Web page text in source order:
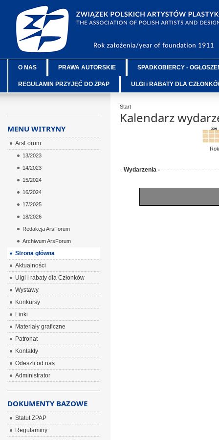
O NAS PRAWA AUTORSKIE SPADKOBIERCY -
REGULAMIN PRZYJĘĆ DO ZPAP ULGI i RABATY DLA
Start
Kalendarz
Rok
Wydarzenia -
MENU WITRYNY
ArsForum
13/2023
14/2023
15/2024
16/2024
17/2025
18/2026
Redakcja ArsForum
Archiwum ArsForum
Strona główna
Aktualności
Ulgi i rabaty dla Członków
Wystawy
Konkursy
Linki
Materiały graficzne
Patronat
Kontakty
Odeszli od nas
Administrator
DOKUMENTY BAZOWE
Statut ZPAP
Regulaminy